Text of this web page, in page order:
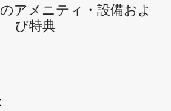
ア⁠メ⁠ニ⁠テ⁠ィ⁠・設⁠備⁠およ
び特⁠典